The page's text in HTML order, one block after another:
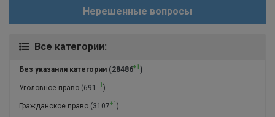
Нерешенные вопросы
Все категории:
Без указания категории (28486+1 )
Уголовное право (691 +1 )
Гражданское право (3107+1 )